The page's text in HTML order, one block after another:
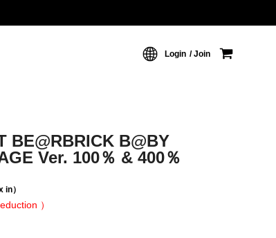
Login Join
BE@RBRICK B@BY
Ver. 100％ & 400％
in）
）